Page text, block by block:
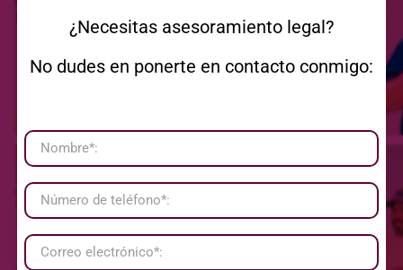
¿Necesitas asesoramiento legal?
No dudes en ponerte en contacto conmigo: